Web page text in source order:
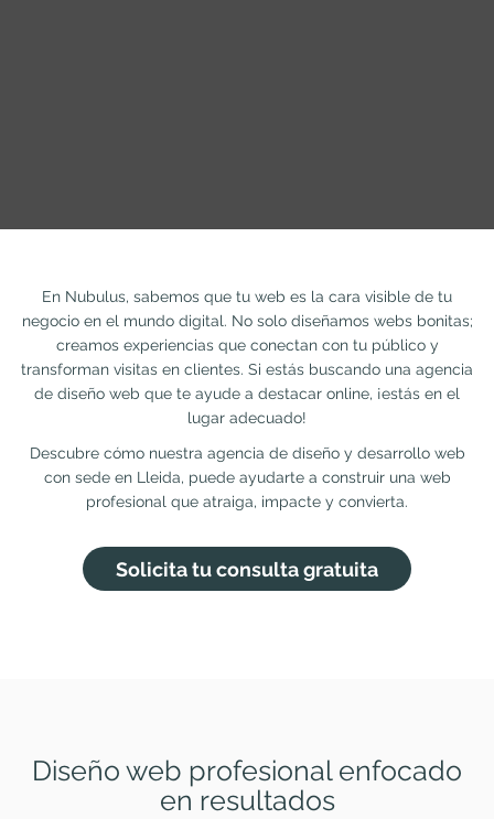
En Nubulus, sabemos que tu web es la cara visible de tu
negocio en el mundo digital. No solo diseñamos webs bonitas;
creamos experiencias que conectan con tu público y
transforman visitas en clientes. Si estás buscando una agencia
de diseño web que te ayude a destacar online, ¡estás en el
lugar adecuado!
Descubre cómo nuestra agencia de diseño y desarrollo web
con sede en Lleida, puede ayudarte a construir una web
profesional que atraiga, impacte y convierta.
Solicita tu consulta gratuita
Diseño web profesional enfocado
en resultados